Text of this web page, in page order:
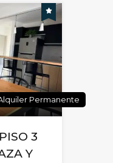
Permanente
3
Y